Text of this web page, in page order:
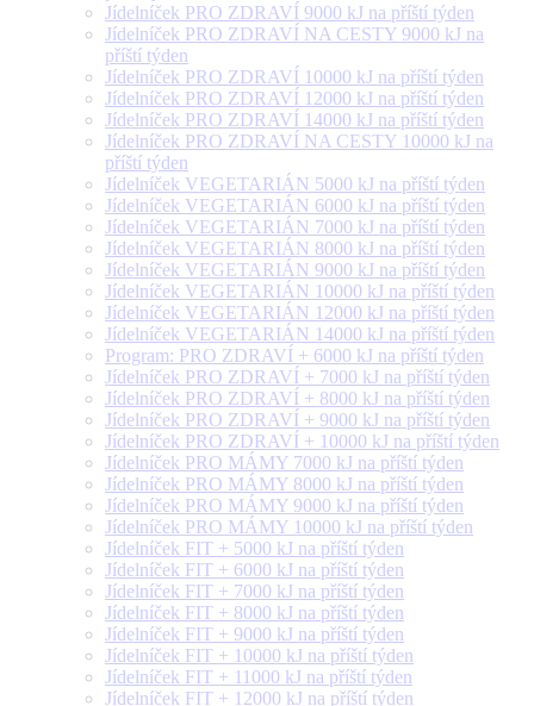
Jídelníček PRO ZDRAVÍ 9000 kJ na příští týden
Jídelníček PRO ZDRAVÍ NA CESTY 9000 kJ na
příští týden
Jídelníček PRO ZDRAVÍ 10000 kJ na příští týden
Jídelníček PRO ZDRAVÍ 12000 kJ na příští týden
Jídelníček PRO ZDRAVÍ 14000 kJ na příští týden
Jídelníček PRO ZDRAVÍ NA CESTY 10000 kJ na
příští týden
Jídelníček VEGETARIÁN 5000 kJ na příští týden
Jídelníček VEGETARIÁN 6000 kJ na příští týden
Jídelníček VEGETARIÁN 7000 kJ na příští týden
Jídelníček VEGETARIÁN 8000 kJ na příští týden
Jídelníček VEGETARIÁN 9000 kJ na příští týden
Jídelníček VEGETARIÁN 10000 kJ na příští týden
Jídelníček VEGETARIÁN 12000 kJ na příští týden
Jídelníček VEGETARIÁN 14000 kJ na příští týden
Program: PRO ZDRAVÍ + 6000 kJ na příští týden
Jídelníček PRO ZDRAVÍ + 7000 kJ na příští týden
Jídelníček PRO ZDRAVÍ + 8000 kJ na příští týden
Jídelníček PRO ZDRAVÍ + 9000 kJ na příští týden
Jídelníček PRO ZDRAVÍ + 10000 kJ na příští týden
Jídelníček PRO MÁMY 7000 kJ na příští týden
Jídelníček PRO MÁMY 8000 kJ na příští týden
Jídelníček PRO MÁMY 9000 kJ na příští týden
Jídelníček PRO MÁMY 10000 kJ na příští týden
Jídelníček FIT + 5000 kJ na příští týden
Jídelníček FIT + 6000 kJ na příští týden
Jídelníček FIT + 7000 kJ na příští týden
Jídelníček FIT + 8000 kJ na příští týden
Jídelníček FIT + 9000 kJ na příští týden
Jídelníček FIT + 10000 kJ na příští týden
Jídelníček FIT + 11000 kJ na příští týden
Jídelníček FIT + 12000 kJ na příští týden